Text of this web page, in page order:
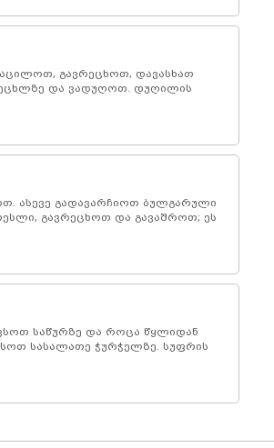
გავრეცხოთ, დავასხათ
და ვადუღოთ. დუღილის
ასევე გადავარჩიოთ ბულგარული
გავრეცხოთ და გავაშროთ; ეს
საწურზე და როცა წყლიდან
სასალათე ჭურჭელზე. სუფრის